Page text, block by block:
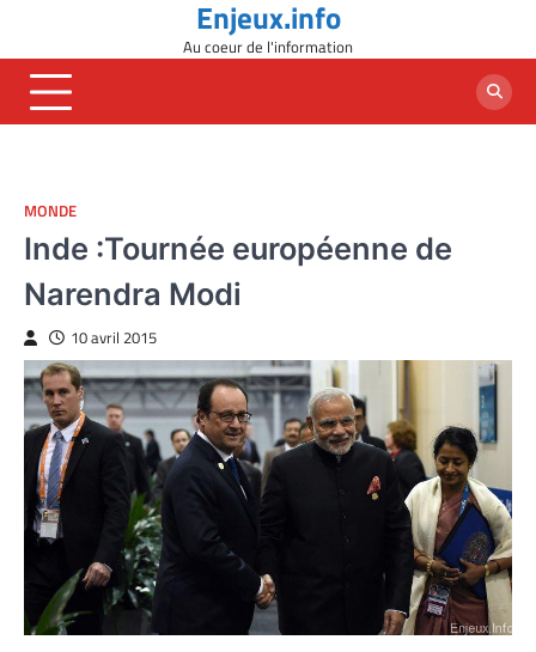
content
Enjeux.info
Au coeur de l'information
MONDE
Inde :Tournée européenne de
Narendra Modi
10 avril 2015